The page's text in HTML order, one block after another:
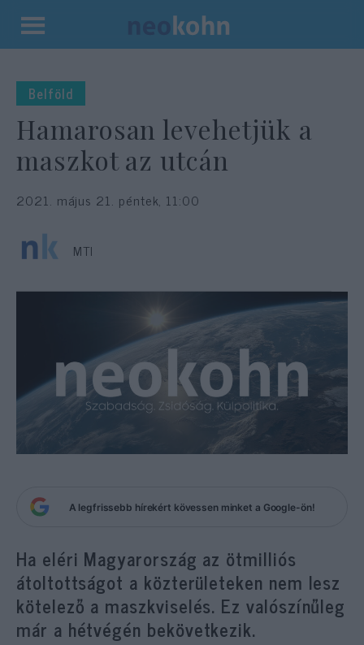
Kilépés
tartalomba
Belföld
Hamarosan levehetjük a
maszkot az utcán
2021. május 21. péntek, 11:00
MTI
A legfrissebb hírekért kövessen minket a Google-ön!
Ha eléri Magyarország az ötmilliós
átoltottságot a közterületeken nem lesz
kötelező a maszkviselés. Ez valószínűleg
már a hétvégén bekövetkezik.